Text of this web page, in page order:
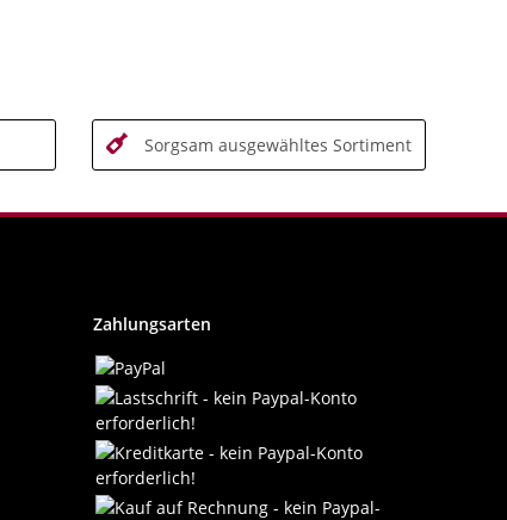
Sorgsam ausgewähltes Sortiment
Zahlungsarten